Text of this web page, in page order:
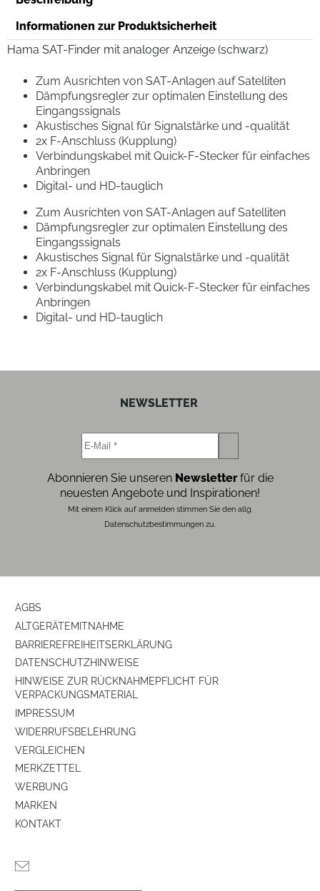
Informationen zur Produktsicherheit
Hama SAT-Finder mit analoger Anzeige (schwarz)
Zum Ausrichten von SAT-Anlagen auf Satelliten
Dämpfungsregler zur optimalen Einstellung des
Eingangssignals
Akustisches Signal für Signalstärke und -qualität
2x F-Anschluss (Kupplung)
Verbindungskabel mit Quick-F-Stecker für einfaches
Anbringen
Digital- und HD-tauglich
Zum Ausrichten von SAT-Anlagen auf Satelliten
Dämpfungsregler zur optimalen Einstellung des
Eingangssignals
Akustisches Signal für Signalstärke und -qualität
2x F-Anschluss (Kupplung)
Verbindungskabel mit Quick-F-Stecker für einfaches
Anbringen
Digital- und HD-tauglich
NEWSLETTER
Abonnieren Sie unseren Newsletterfür die
neuesten Angebote und Inspirationen!
Mit einem Klick auf anmelden stimmen Sie den allg.
Datenschutzbestimmungen zu.
AGBS
ALTGERÄTEMITNAHME
BARRIEREFREIHEITSERKLÄRUNG
DATENSCHUTZHINWEISE
HINWEISE ZUR RÜCKNAHMEPFLICHT FÜR
VERPACKUNGSMATERIAL
IMPRESSUM
WIDERRUFSBELEHRUNG
VERGLEICHEN
MERKZETTEL
WERBUNG
MARKEN
KONTAKT